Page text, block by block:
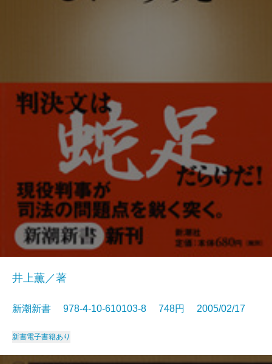
井上薫／著
新潮新書 978-4-10-610103-8 748円 2005/02/17
新書電子書籍あり